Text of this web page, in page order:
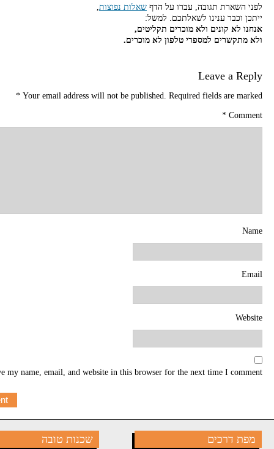
לפני השארת תגובה, עברו על הדף שאלות נפוצות,
ייתכן וכבר ענינו לשאלתכם. למשל:
אנחנו לא קונים ולא מוכרים תקליטים,
ולא מתקשרים למספרי טלפון לא מוכרים.
Leave a Reply
Your email address will not be published. Required fields are marked
*
Comment
*
Name
Email
Website
my name, email, and website in this browser for the next time I comment.
מפת דרכים שכנות טובה